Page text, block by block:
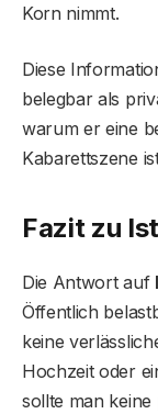
Korn nimmt.
Diese
belegbar als
warum er eine
Kabarettszene
Fazit zu
Die Antwort auf
Öffentlich
keine
Hochzeit oder
sollte man